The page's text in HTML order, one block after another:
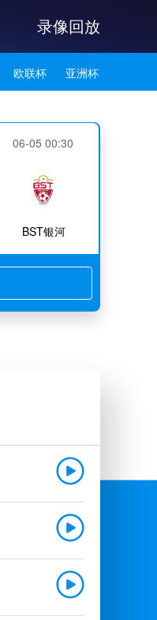
录像回放
欧联杯 亚洲杯
06-05 00:30
BST银河